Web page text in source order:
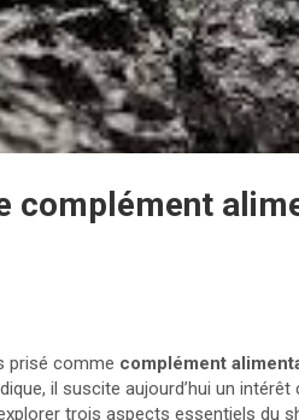
complément
prisé comme complément
il suscite aujourd’hui un
trois aspects essentiels du